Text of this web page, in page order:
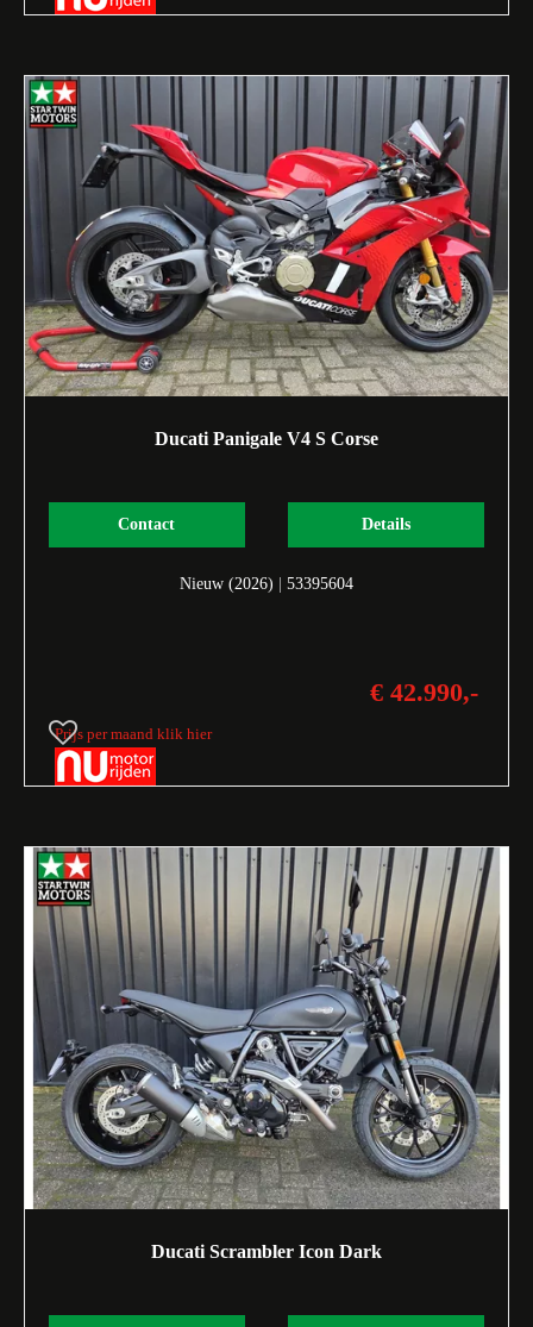
Ducati Panigale V4 S Corse
Details
Contact
Nieuw (2026) | 53395604
€ 42.990,-
Prijs per maand klik hier
Ducati Scrambler Icon Dark